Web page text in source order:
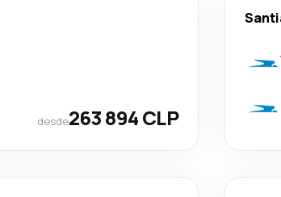
desde263 894 CLP